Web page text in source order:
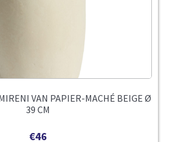
VAN PAPIER-MACHÉ BEIGE Ø
39 CM
€46